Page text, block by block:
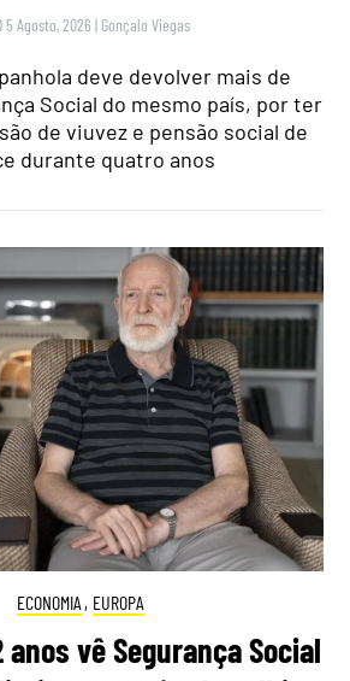
5 Agosto, 2026 | Gonçalo Viegas
deve devolver mais de
Social do mesmo país, por ter
de viuvez e pensão social de
durante quatro anos
ECONOMIA , EUROPA
anos vê Segurança Social